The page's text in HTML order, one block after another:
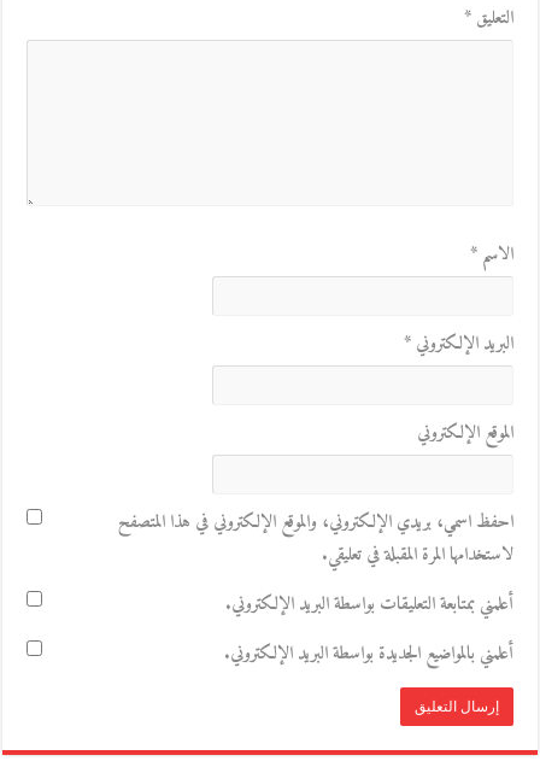
التعليق*
الاسم*
البريد الإلكتروني*
الموقع الإلكتروني
احفظ اسمي، بريدي الإلكتروني، والموقع الإلكتروني في هذا المتصفح
لاستخدامها المرة المقبلة في تعليقي.
أعلمني بمتابعة التعليقات بواسطة البريد الإلكتروني.
أعلمني بالمواضيع الجديدة بواسطة البريد الإلكتروني.